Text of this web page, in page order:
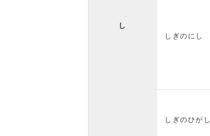
し
しぎのにし
しぎのひがし